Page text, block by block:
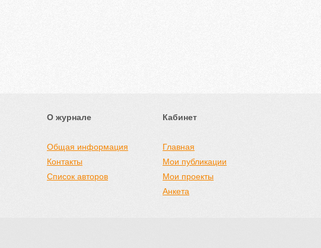
О журнале
Общая информация
Контакты
Список авторов
Кабинет
Главная
Мои публикации
Мои проекты
Анкета